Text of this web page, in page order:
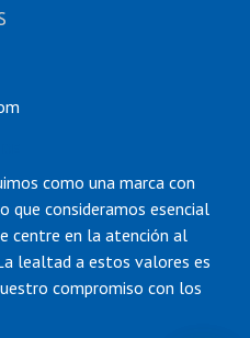
como una marca con
que consideramos esencial
centre en la atención al
lealtad a estos valores es
compromiso con los